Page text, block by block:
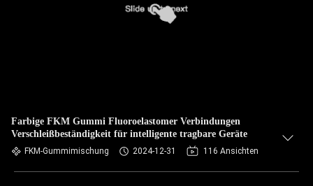
Farbige FKM Gummi Fluoroelastomer Verbindungen
Verschleißbeständigkeit für intelligente tragbare Geräte
FKM-Gummimischung 2024-12-31 116 Ansichten